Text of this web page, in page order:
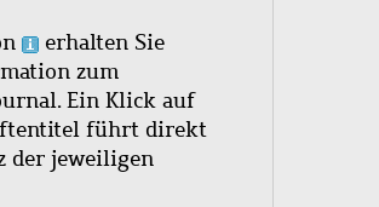
erhalten Sie
zum
Ein Klick auf
führt direkt
der jeweiligen